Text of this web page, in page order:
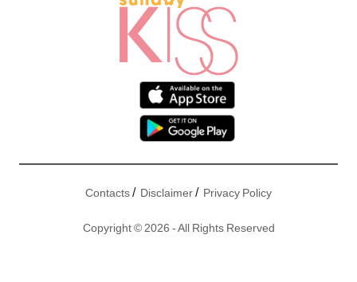
Contacts/ Disclaimer/ Privacy Policy
Copyright © 2026 - All Rights Reserved